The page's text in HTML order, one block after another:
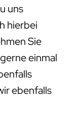
uns
hierbei
Sie
einmal
ebenfalls